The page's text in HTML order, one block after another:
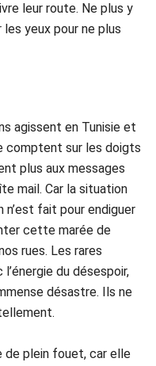
leur route. Ne plus y
yeux pour ne plus
agissent en Tunisie et
comptent sur les doigts
plus aux messages
mail. Car la situation
fait pour endiguer
cette marée de
rues. Les rares
du désespoir,
désastre. Ils ne
de plein fouet, car elle